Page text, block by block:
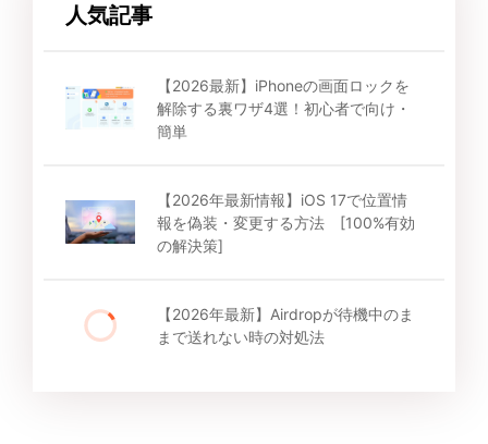
人気記事
【2026最新】iPhoneの画面ロックを
解除する裏ワザ4選！初心者で向け・
簡単
【2026年最新情報】iOS 17で位置情
報を偽装・変更する方法 [100%有効
の解決策]
【2026年最新】Airdropが待機中のま
まで送れない時の対処法